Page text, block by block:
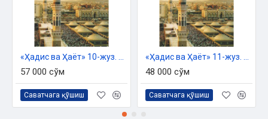
Бешикда гапирганлар
Иблис ва унинг лашкарлари
Жин ҳақида маълумот
Мукаррам фаришталар
57 000 сўм
Саватчага қўшиш
48 000 сўм
Саватчага қўшиш